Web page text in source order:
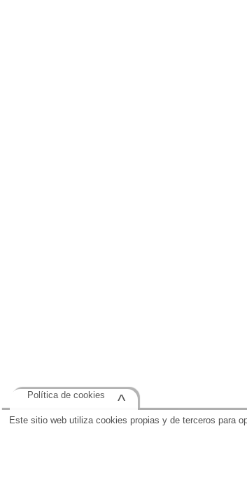
Este sitio web utiliza cookies propias y de terceros para
Política de cookies ^